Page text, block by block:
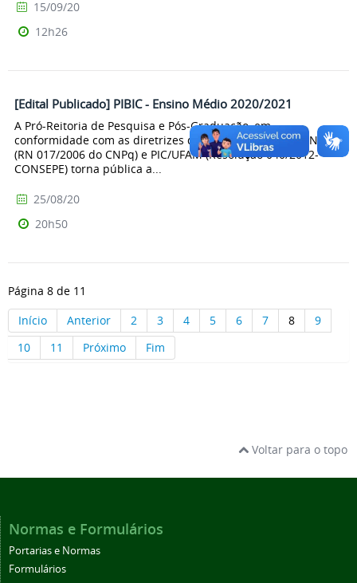
15/09/20
12h26
[Edital Publicado] PIBIC - Ensino Médio 2020/2021
A Pró-Reitoria de Pesquisa e Pós-Graduação, em
conformidade com as diretrizes dos programas PIBIC/CNPq
(RN 017/2006 do CNPq) e PIC/UFAM (Resolução 040/2012-
CONSEPE) torna pública a...
25/08/20
20h50
Página 8 de 11
Início
Anterior 2 3 4 5 6 7 8
9
10
11 Próximo Fim
Voltar para o topo
Normas e Formulários
Portarias e Normas
Formulários